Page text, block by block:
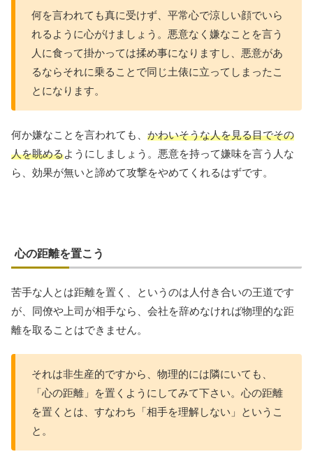
何を言われても真に受けず、平常心で涼しい顔でいら
れるように心がけましょう。悪意なく嫌なことを言う
人に食って掛かっては揉め事になりますし、悪意があ
るならそれに乗ることで同じ土俵に立ってしまったこ
とになります。
何か嫌なことを言われても、 かわいそうな人を見る目でその
人を眺めるようにしましょう。悪意を持って嫌味を言う人な
ら、効果が無いと諦めて攻撃をやめてくれるはずです。
心の距離を置こう
苦手な人とは距離を置く、というのは人付き合いの王道です
が、同僚や上司が相手なら、会社を辞めなければ物理的な距
離を取ることはできません。
それは非生産的ですから、物理的には隣にいても、
「心の距離」を置くようにしてみて下さい。心の距離
を置くとは、すなわち「相手を理解しない」というこ
と。